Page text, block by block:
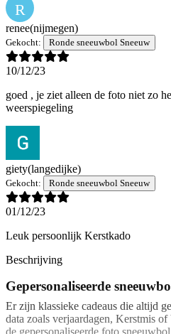
R
renee(nijmegen)
Gekocht: Ronde sneeuwbol Sneeuw
10/12/23
goed , je ziet alleen de foto niet zo
weerspiegeling
giety(langedijke)
Gekocht: Ronde sneeuwbol Sneeuw
01/12/23
Leuk persoonlijk Kerstkado
Beschrijving
Gepersonaliseerde
Er zijn klassieke cadeaus die altijd
data zoals verjaardagen, Kerstmis